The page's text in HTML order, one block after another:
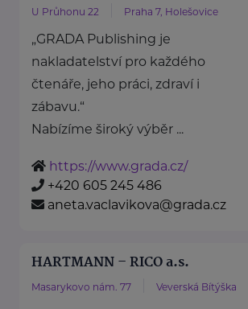
U Průhonu 22 Praha 7, Holešovice
„GRADA Publishing je
nakladatelství pro každého
čtenáře, jeho práci, zdraví i
zábavu.“
Nabízíme široký výběr ...
https://www.grada.cz/
+420 605 245 486
aneta.vaclavikova@grada.cz
HARTMANN – RICO a.s.
Masarykovo nám. 77 Veverská Bítýška